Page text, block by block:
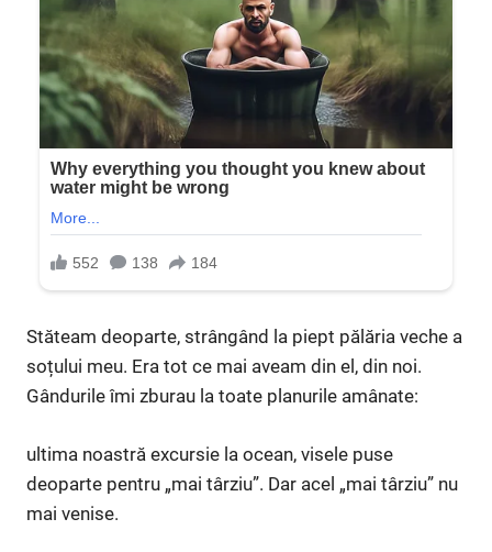
Stăteam deoparte, strângând la piept pălăria veche a
soțului meu. Era tot ce mai aveam din el, din noi.
Gândurile îmi zburau la toate planurile amânate:
ultima noastră excursie la ocean, visele puse
deoparte pentru „mai târziu”. Dar acel „mai târziu” nu
mai venise.